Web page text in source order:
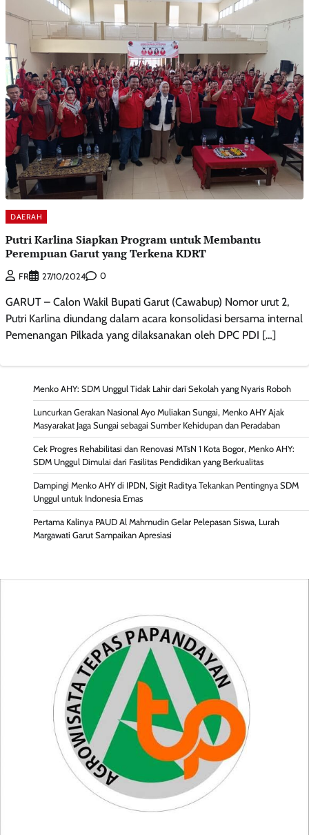
DAERAH
Putri Karlina Siapkan Program untuk Membantu
Perempuan Garut yang Terkena KDRT
FR 27/10/2024 0
GARUT – Calon Wakil Bupati Garut (Cawabup) Nomor urut 2,
Putri Karlina diundang dalam acara konsolidasi bersama internal
Pemenangan Pilkada yang dilaksanakan oleh DPC PDI […]
Menko AHY: SDM Unggul Tidak Lahir dari Sekolah yang Nyaris Roboh
Luncurkan Gerakan Nasional Ayo Muliakan Sungai, Menko AHY Ajak
Masyarakat Jaga Sungai sebagai Sumber Kehidupan dan Peradaban
Cek Progres Rehabilitasi dan Renovasi MTsN 1 Kota Bogor, Menko AHY:
SDM Unggul Dimulai dari Fasilitas Pendidikan yang Berkualitas
Dampingi Menko AHY di IPDN, Sigit Raditya Tekankan Pentingnya SDM
Unggul untuk Indonesia Emas
Pertama Kalinya PAUD Al Mahmudin Gelar Pelepasan Siswa, Lurah
Margawati Garut Sampaikan Apresiasi